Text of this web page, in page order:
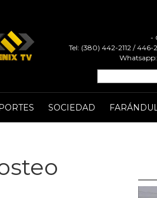
-
Tel: (380) 442-2112 /
SOCIEDAD